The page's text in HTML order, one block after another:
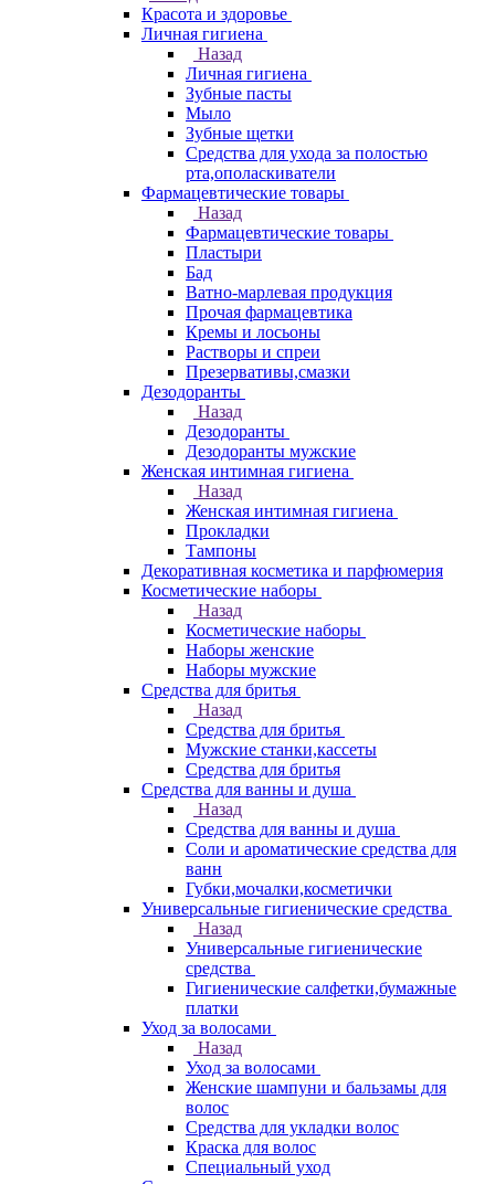
Красота и здоровье
Личная гигиена
Назад
Личная гигиена
Зубные пасты
Мыло
Зубные щетки
Средства для ухода за полостью
рта,ополаскиватели
Фармацевтические товары
Назад
Фармацевтические товары
Пластыри
Бад
Ватно-марлевая продукция
Прочая фармацевтика
Кремы и лосьоны
Растворы и спреи
Презервативы,смазки
Дезодоранты
Назад
Дезодоранты
Дезодоранты мужские
Женская интимная гигиена
Назад
Женская интимная гигиена
Прокладки
Тампоны
Декоративная косметика и парфюмерия
Косметические наборы
Назад
Косметические наборы
Наборы женские
Наборы мужские
Средства для бритья
Назад
Средства для бритья
Мужские станки,кассеты
Средства для бритья
Средства для ванны и душа
Назад
Средства для ванны и душа
Соли и ароматические средства для
ванн
Губки,мочалки,косметички
Универсальные гигиенические средства
Назад
Универсальные гигиенические
средства
Гигиенические салфетки,бумажные
платки
Уход за волосами
Назад
Уход за волосами
Женские шампуни и бальзамы для
волос
Средства для укладки волос
Краска для волос
Специальный уход